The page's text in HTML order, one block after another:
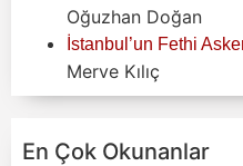
Oğuzhan Doğan
İstanbul’un Fethi
Merve Kılıç
En Çok Okunanlar